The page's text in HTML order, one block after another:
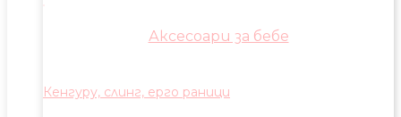
Аксесоари за бебе
Кенгуру, слинг, ерго раници